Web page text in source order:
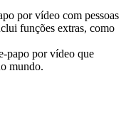
por vídeo com pessoas
funções extras, como
papo por vídeo que
mundo.